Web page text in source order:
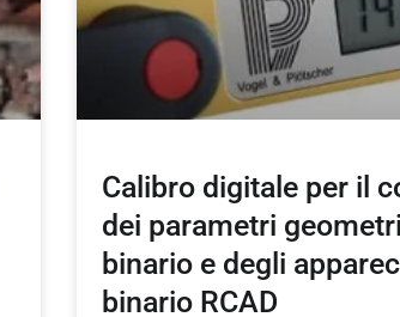
Calibro digitale per il
dei parametri
binario e degli
binario RCAD